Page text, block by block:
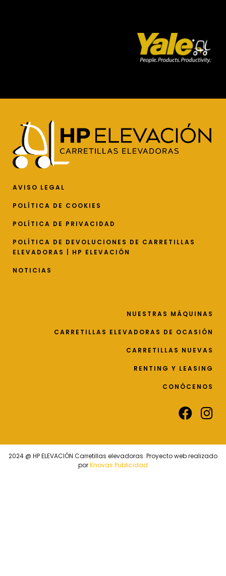
AVISO LEGAL
POLÍTICA DE COOKIES
POLÍTICA DE PRIVACIDAD
POLÍTICA DE DEVOLUCIONES DE CARRETILLAS
ELEVADORAS | HP ELEVACIÓN
NOTICIAS
NUESTRAS MÁQUINAS
CARRETILLAS ELEVADORAS DE OCASIÓN
CARRETILLAS NUEVAS
RENTING Y LEASING
CONÓCENOS
2024 @ HP ELEVACIÓN Carretillas elevadoras. Proyecto web realizado
porKnovas Publicidad